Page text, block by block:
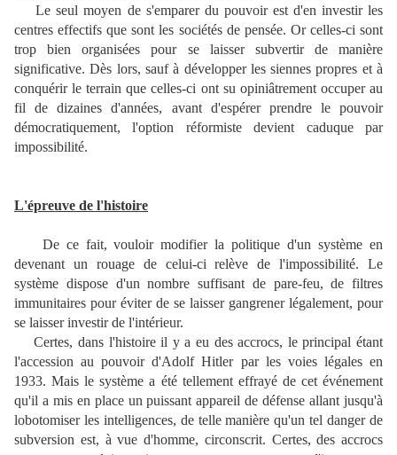
Le seul moyen de s'emparer du pouvoir est d'en investir les
centres effectifs que sont les sociétés de pensée. Or celles-ci sont
trop bien organisées pour se laisser subvertir de manière
significative. Dès lors, sauf à développer les siennes propres et à
conquérir le terrain que celles-ci ont su opiniâtrement occuper au
fil de dizaines d'années, avant d'espérer prendre le pouvoir
démocratiquement, l'option réformiste devient caduque par
impossibilité.
L'épreuve de l'histoire
De ce fait, vouloir modifier la politique d'un système en
devenant un rouage de celui-ci relève de l'impossibilité. Le
système dispose d'un nombre suffisant de pare-feu, de filtres
immunitaires pour éviter de se laisser gangrener légalement, pour
se laisser investir de l'intérieur.
Certes, dans l'histoire il y a eu des accrocs, le principal étant
l'accession au pouvoir d'Adolf Hitler par les voies légales en
1933. Mais le système a été tellement effrayé de cet événement
qu'il a mis en place un puissant appareil de défense allant jusqu'à
lobotomiser les intelligences, de telle manière qu'un tel danger de
subversion est, à vue d'homme, circonscrit. Certes, des accrocs